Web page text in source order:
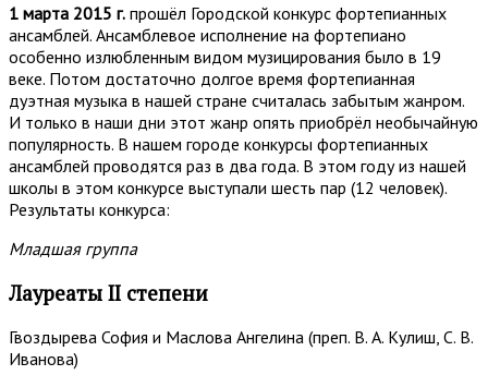
1 марта 2015 г. прошёл Городской конкурс фортепианных
ансамблей. Ансамблевое исполнение на фортепиано
особенно излюбленным видом музицирования было в 19
веке. Потом достаточно долгое время фортепианная
дуэтная музыка в нашей стране считалась забытым жанром.
И только в наши дни этот жанр опять приобрёл необычайную
популярность. В нашем городе конкурсы фортепианных
ансамблей проводятся раз в два года. В этом году из нашей
школы в этом конкурсе выступали шесть пар (12 человек).
Результаты конкурса:
Младшая группа
Лауреаты II степени
Гвоздырева София и Маслова Ангелина (преп. В. А. Кулиш, С. В.
Иванова)